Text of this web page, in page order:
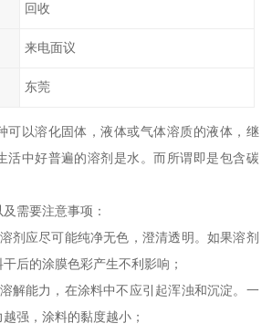
回收
来电面议
东莞
可以溶化固体，液体或气体溶质的液体，继
活中好普遍的溶剂是水。而所谓即是包含碳
需要注意事项：
剂应尽可能纯净无色，澄清透明。如果溶剂
后的涂膜色彩产生不利影响；
解能力，在涂料中不应引起浑浊和沉淀。一
强，涂料的黏度越小；